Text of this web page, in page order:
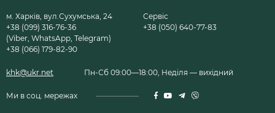
м. Харків, вул.Сухумська, 24
+38 (099) 316-76-36
(Viber, WhatsApp, Telegram)
+38 (066) 179-82-90
Сервіс
+38 (050) 640-77-83
khk@ukr.net Пн-Сб 09:00—18:00, Неділя — вихідний
Ми в соц. мережах